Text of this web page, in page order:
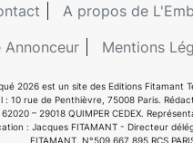
A propos de
Annonceur
Mentions
2026 est un site des Editions Fitamant
: 10 rue de Penthièvre, 75008 Paris.
– 29018 QUIMPER CEDEX.
: Jacques FITAMANT - Directeur
FITAMANT. N°509 667 895 RCS